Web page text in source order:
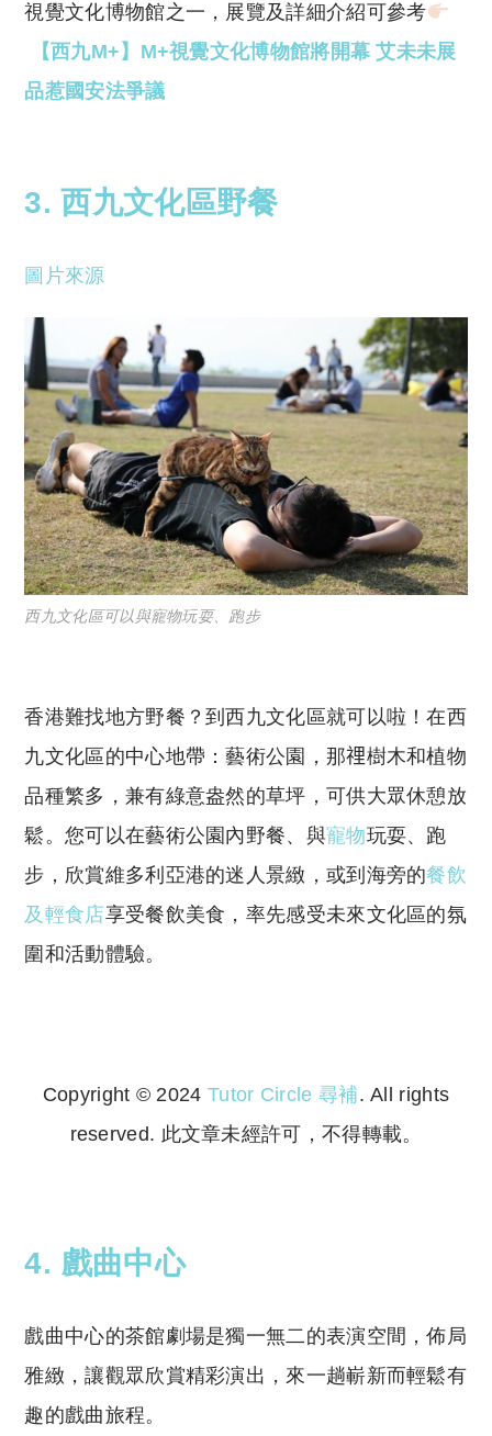
視覺文化博物館之一，展覽及詳細介紹可參考
【西九M+】M+視覺文化博物館將開幕 艾未未展
品惹國安法爭議
3. 西九文化區野餐
圖片來源
西九文化區可以與寵物玩耍、跑步
香港難找地方野餐？到西九文化區就可以啦！在西
九文化區的中心地帶：藝術公園，那𥚃樹木和植物
品種繁多，兼有綠意盎然的草坪，可供大眾休憩放
鬆。您可以在藝術公園內野餐、與寵物玩耍、跑
步， 欣賞維多利亞港的迷人景緻，或到海旁的餐飲
及輕食店享受餐飲美食，率先感受未來文化區的氛
圍和活動體驗。
Copyright © 2024 Tutor Circle 尋補. All rights
reserved. 此文章未經許可，不得轉載。
4. 戲曲中心
戲曲中心的茶館劇場是獨一無二的表演空間，佈局
雅緻，讓觀眾欣賞精彩演出，來一趟嶄新而輕鬆有
趣的戲曲旅程。